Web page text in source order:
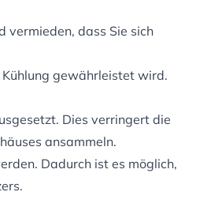
vermieden, dass Sie sich
gewährleistet wird.
Dies verringert die
ansammeln.
Dadurch ist es möglich,